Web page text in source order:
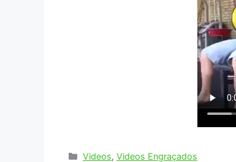
Categorias
Videos,Videos Engraçados